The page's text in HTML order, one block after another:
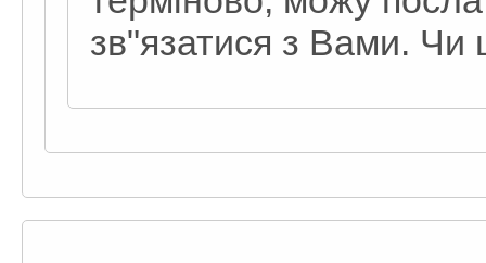
зв"язатися з Вами. Чи